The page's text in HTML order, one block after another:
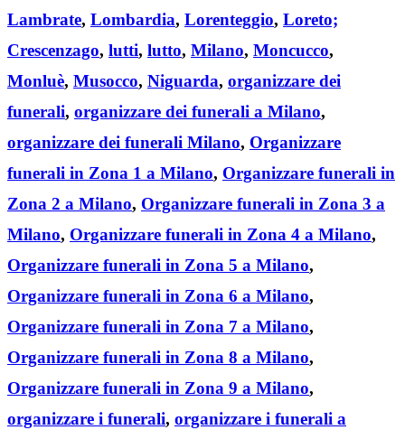
Lambrate, Lombardia, Lorenteggio, Loreto;
Crescenzago, lutti, lutto, Milano, Moncucco,
Monluè, Musocco, Niguarda, organizzare dei
funerali, organizzare dei funerali a Milano,
organizzare dei funerali Milano, Organizzare
funerali in Zona 1 a Milano, Organizzare funerali in
Zona 2 a Milano, Organizzare funerali in Zona 3 a
Milano, Organizzare funerali in Zona 4 a Milano,
Organizzare funerali in Zona 5 a Milano,
Organizzare funerali in Zona 6 a Milano,
Organizzare funerali in Zona 7 a Milano,
Organizzare funerali in Zona 8 a Milano,
Organizzare funerali in Zona 9 a Milano,
organizzare i funerali, organizzare i funerali a